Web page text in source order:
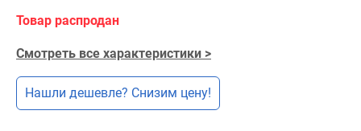
Товар распродан
Смотреть все характеристики >
Нашли дешевле? Снизим цену!